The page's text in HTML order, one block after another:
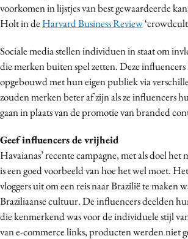
voorkomen in lijstjes van best gewaardeerde
Holt in deHarvard Business Review
Sociale media stellen individuen in staat om
die merken buiten spel zetten. Deze
opgebouwd met hun eigen publiek via
zouden merken beter af zijn als ze influencers
gaan in plaats van de promotie van branded
Geef influencers de vrijheid
Havaianas’ recente campagne, met als doel
is een goed voorbeeld van hoe het wel moet.
vloggers uit om een reis naar Brazilië te maken
Braziliaanse cultuur. De influencers deelden
die kenmerkend was voor de individuele stijl
van e-commerce links, producten werden niet